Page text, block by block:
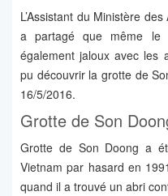
L’Assistant du Ministère
a partagé que même le
également jaloux avec les
pu découvrir la grotte de
16/5/2016.
Grotte de Son
Grotte de Son Doong a
Vietnam par hasard en
quand il a trouvé un abri